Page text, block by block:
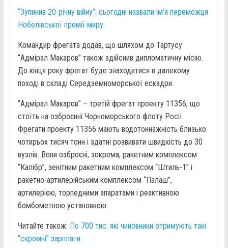
“Зупинив 20-річну війну”: сьогодні назвали ім’я переможця
Нобелівської премії миру
Командир фрегата додав, що шляхом до Тартусу
“Адмірал Макаров” також здійснив дипломатичну місію.
До кінця року фрегат буде знаходитися в далекому
поході в складі Середземноморської ескадри.
“Адмірал Макаров” – третій фрегат проекту 11356, що
стоїть на озброєнні Чорноморського флоту Росії.
Фрегати проекту 11356 мають водотоннажність близько
чотирьох тисяч тонн і здатні розвивати швидкість до 30
вузлів. Вони озброєні, зокрема, ракетним комплексом
“Калібр”, зенітним ракетним комплексом “Штиль-1” і
ракетно-артилерійським комплексом “Палаш”,
артилерією, торпедними апаратами і реактивною
бомбометною установкою.
Читайте також: По 700 тис: які чиновники отримують такі
“скромні” зарплати